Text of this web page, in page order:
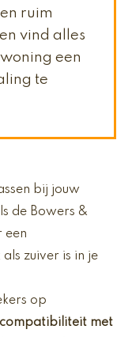
ruim
en vind alles
een
te
bij jouw
de Bowers &
een
zuiver is in je
op
compatibiliteit met